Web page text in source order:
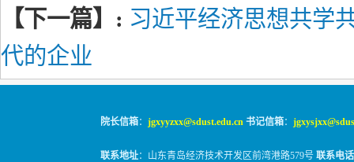
【下一篇】: 习近平经济思想共学
代的企业
院长信箱： jgxyyzxx@sdust.edu.cn 书记信箱：
联系地址：山东青岛经济技术开发区前湾港路579号 联系电话